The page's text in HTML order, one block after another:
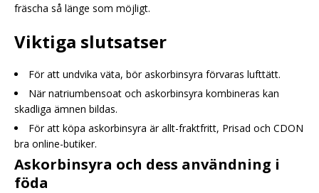
fräscha så länge som möjligt.
Viktiga slutsatser
För att undvika väta, bör askorbinsyra förvaras lufttätt.
När natriumbensoat och askorbinsyra kombineras kan
skadliga ämnen bildas.
För att köpa askorbinsyra är allt-fraktfritt, Prisad och CDON
bra online-butiker.
Askorbinsyra och dess användning i
föda